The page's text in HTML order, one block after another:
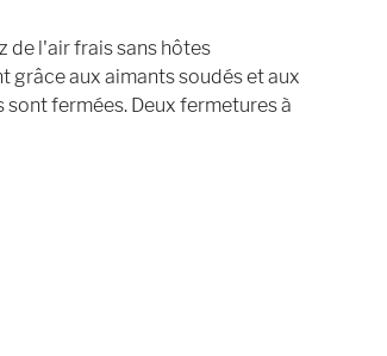
de l'air frais sans hôtes
grâce aux aimants soudés et aux
fermées. Deux fermetures à